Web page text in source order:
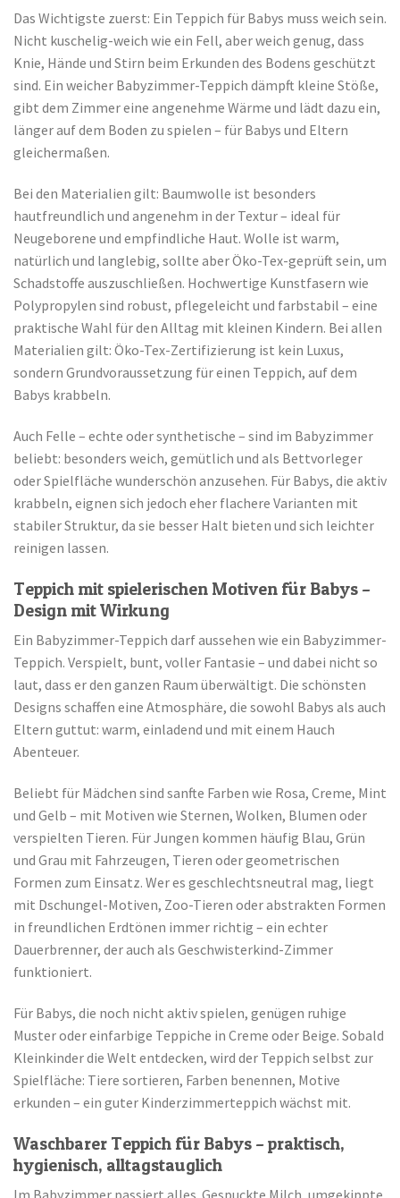
Das Wichtigste zuerst: Ein Teppich für Babys muss weich sein.
Nicht kuschelig-weich wie ein Fell, aber weich genug, dass
Knie, Hände und Stirn beim Erkunden des Bodens geschützt
sind. Ein weicher Babyzimmer-Teppich dämpft kleine Stöße,
gibt dem Zimmer eine angenehme Wärme und lädt dazu ein,
länger auf dem Boden zu spielen – für Babys und Eltern
gleichermaßen.
Bei den Materialien gilt: Baumwolle ist besonders
hautfreundlich und angenehm in der Textur – ideal für
Neugeborene und empfindliche Haut. Wolle ist warm,
natürlich und langlebig, sollte aber Öko-Tex-geprüft sein, um
Schadstoffe auszuschließen. Hochwertige Kunstfasern wie
Polypropylen sind robust, pflegeleicht und farbstabil – eine
praktische Wahl für den Alltag mit kleinen Kindern. Bei allen
Materialien gilt: Öko-Tex-Zertifizierung ist kein Luxus,
sondern Grundvoraussetzung für einen Teppich, auf dem
Babys krabbeln.
Auch Felle – echte oder synthetische – sind im Babyzimmer
beliebt: besonders weich, gemütlich und als Bettvorleger
oder Spielfläche wunderschön anzusehen. Für Babys, die aktiv
krabbeln, eignen sich jedoch eher flachere Varianten mit
stabiler Struktur, da sie besser Halt bieten und sich leichter
reinigen lassen.
Teppich mit spielerischen Motiven für Babys –
Design mit Wirkung
Ein Babyzimmer-Teppich darf aussehen wie ein Babyzimmer-
Teppich. Verspielt, bunt, voller Fantasie – und dabei nicht so
laut, dass er den ganzen Raum überwältigt. Die schönsten
Designs schaffen eine Atmosphäre, die sowohl Babys als auch
Eltern guttut: warm, einladend und mit einem Hauch
Abenteuer.
Beliebt für Mädchen sind sanfte Farben wie Rosa, Creme, Mint
und Gelb – mit Motiven wie Sternen, Wolken, Blumen oder
verspielten Tieren. Für Jungen kommen häufig Blau, Grün
und Grau mit Fahrzeugen, Tieren oder geometrischen
Formen zum Einsatz. Wer es geschlechtsneutral mag, liegt
mit Dschungel-Motiven, Zoo-Tieren oder abstrakten Formen
in freundlichen Erdtönen immer richtig – ein echter
Dauerbrenner, der auch als Geschwisterkind-Zimmer
funktioniert.
Für Babys, die noch nicht aktiv spielen, genügen ruhige
Muster oder einfarbige Teppiche in Creme oder Beige. Sobald
Kleinkinder die Welt entdecken, wird der Teppich selbst zur
Spielfläche: Tiere sortieren, Farben benennen, Motive
erkunden – ein guter Kinderzimmerteppich wächst mit.
Waschbarer Teppich für Babys – praktisch,
hygienisch, alltagstauglich